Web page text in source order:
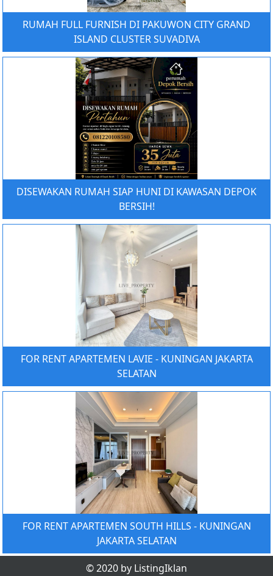
RUMAH FULL FURNISH DI PAKUWON CITY GRAND
ISLAND CLUSTER SUVADIVA
DISEWAKAN RUMAH SIAP HUNI DI KAWASAN DEPOK
BERSIH!
FOR RENT APARTEMEN LAVIE - KUNINGAN JAKARTA
SELATAN
FOR RENT APARTEMEN SOUTH HILLS - KUNINGAN
JAKARTA SELATAN
© 2020 by ListingIklan